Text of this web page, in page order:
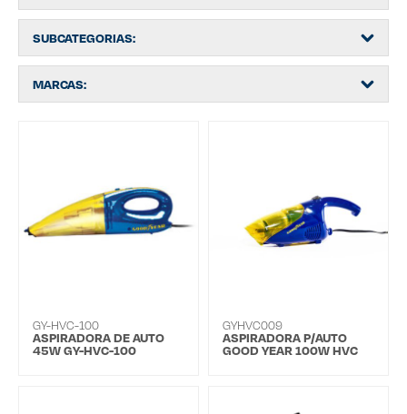
SUBCATEGORIAS:
MARCAS:
GY-HVC-100
ASPIRADORA DE AUTO
45W GY-HVC-100
GYHVC009
ASPIRADORA P/AUTO
GOOD YEAR 100W HVC